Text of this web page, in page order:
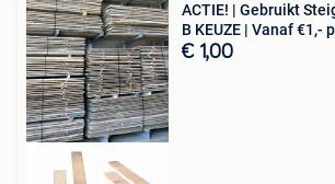
ACTIE! | Gebruikt
B KEUZE | Vanaf €1,-
€ 1,00